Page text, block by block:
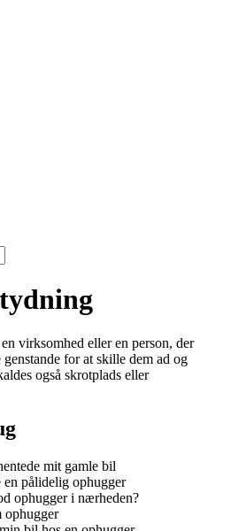
virksomhed eller en person, der
for at skille dem ad og
også skrotplads eller
mit gamle bil
pålidelig ophugger
ophugger i nærheden?
ophugger